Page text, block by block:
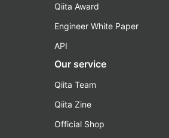
Qiita Award
Engineer White Paper
API
Our service
Qiita Team
Qiita Zine
Official Shop